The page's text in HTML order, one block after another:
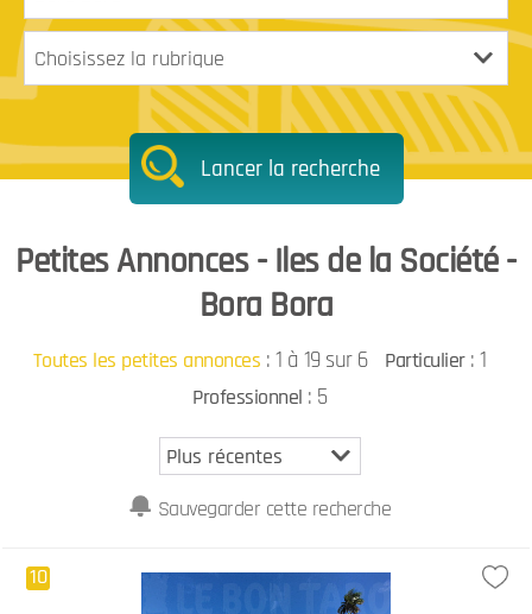
Lancer la recherche
Petites Annonces - Iles de la Société -
Bora Bora
Toutes les petites annonces : 1 à 19 sur 6 Particulier: 1
Professionnel : 5
Sauvegarder cette recherche
10